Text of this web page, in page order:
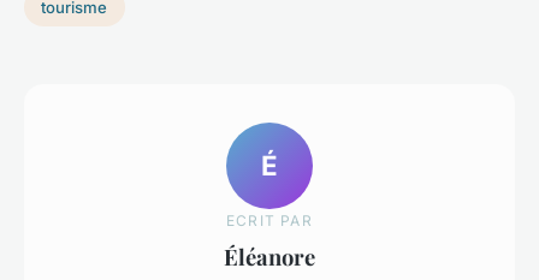
tourisme
É
ECRIT PAR
Éléanore